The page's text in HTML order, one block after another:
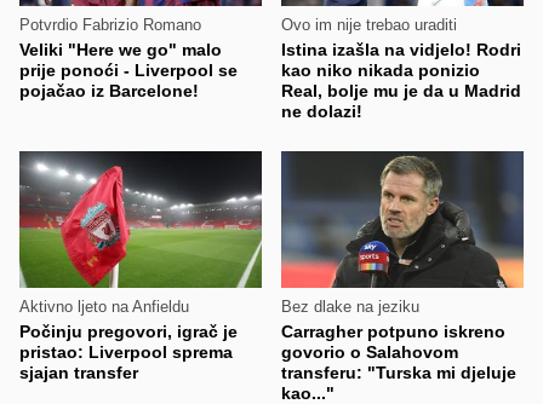
Potvrdio Fabrizio Romano
Veliki "Here we go" malo
prije ponoći - Liverpool se
pojačao iz Barcelone!
Ovo im nije trebao uraditi
Istina izašla na vidjelo! Rodri
kao niko nikada ponizio
Real, bolje mu je da u Madrid
ne dolazi!
Aktivno ljeto na Anfieldu
Počinju pregovori, igrač je
pristao: Liverpool sprema
sjajan transfer
Bez dlake na jeziku
Carragher potpuno iskreno
govorio o Salahovom
transferu: "Turska mi djeluje
kao..."